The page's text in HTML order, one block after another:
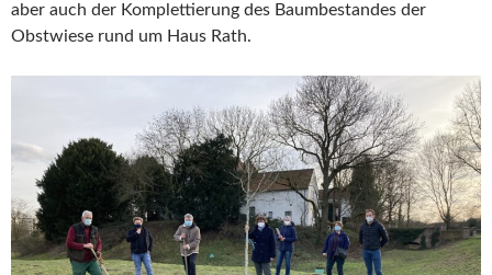
aber auch der Komplettierung des Baumbestandes der
Obstwiese rund um Haus Rath.